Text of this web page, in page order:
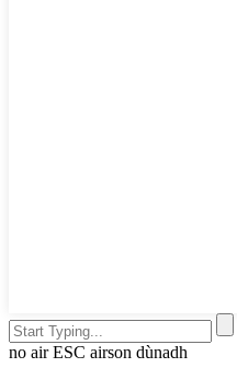
no air ESC airson dùnadh